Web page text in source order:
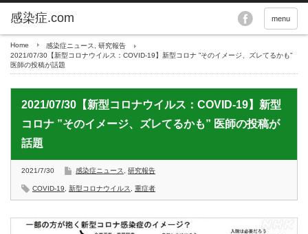
menu
Home 感染症ニュース
研究報告
2021/07/30【新型コロナウイルス：COVID-19】新型コロナ ”そのイメージ、ズレてるかも”
医師の投稿が話題
2021/07/30【新型コロナウイルス：COVID-19】新型
コロナ ”そのイメージ、ズレてるかも” 医師の投稿が
話題
2021/7/30 感染症ニュース 研究報告
COVID-19 新型コロナウイルス 重症者